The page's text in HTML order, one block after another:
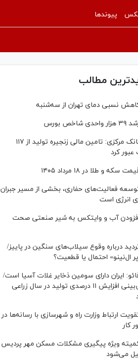
پیوندها
مطالب
نسبی دمای تهران از سه‌شنبه
واحدی شاخص بورس
بانک مرکزی: تامین مالی زنجیره تولید از ۱۱۷
کرد
سکه و طلا در ۱۸ مرداد ۱۴۰۵
فعالیت‌های حفاری، بخشی از مسیر جبران
انرژی است
آب و وایتکس به شیر صنعتی صحت
درباره وقوع سیلاب‌های سنگین در پاییز/
ال‌نینو» احتمال یا قطعیت؟
ایران دارای سومین ذخایر غلات آسیا است/
پیش‌بینی افزایش ۱۱ درصدی تولید در سال زراعی
ارتباط وزارت راه و شهرسازی با رسانه‌ها در
کار
ویژه پیگیری مشکلات مسکن مهر پردیس
می‌شود